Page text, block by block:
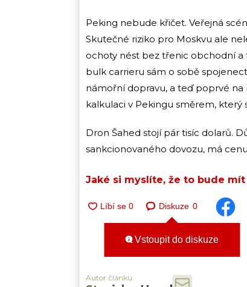
Peking nebude křičet. Veřejná
Skutečné riziko pro Moskvu ale
ochoty nést bez třenic obchodní a
bulk carrieru sám o sobě
námořní dopravu, a teď poprvé na
kalkulaci v Pekingu směrem, který
Dron Šahed stojí pár tisíc dolarů.
sankcionovaného dovozu, má
Jaké si myslíte, že to bude
Diskuze 0
Vstoupit do diskuze
Autor článku